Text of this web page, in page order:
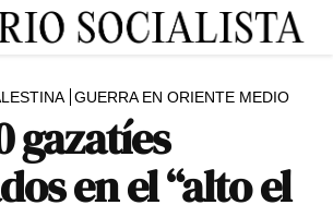
GUERRA EN ORIENTE MEDIO
gazatíes
en el “alto el